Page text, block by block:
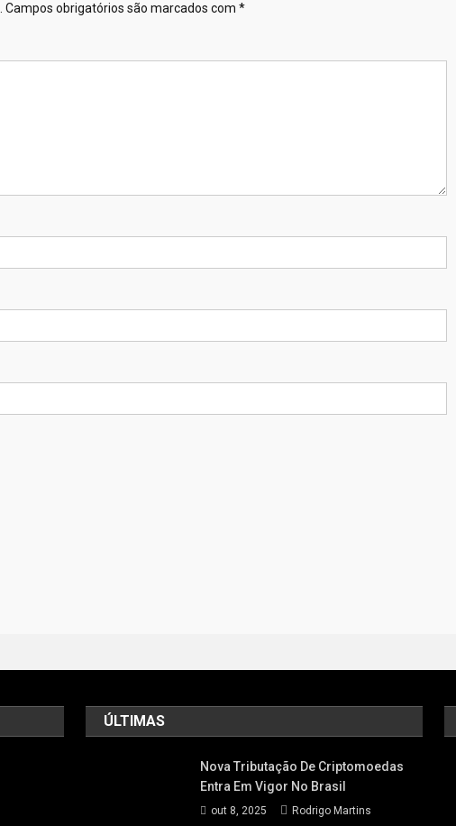
Campos obrigatórios são marcados com *
ÚLTIMAS
Nova Tributação De Criptomoedas
Entra Em Vigor No Brasil
out 8, 2025 Rodrigo Martins